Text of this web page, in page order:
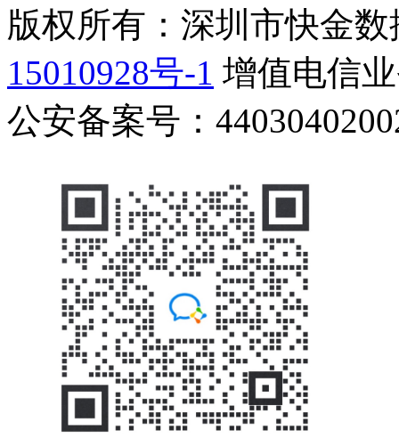
版权所有：深圳市快金
15010928号-1 增值电信
公安备案号：